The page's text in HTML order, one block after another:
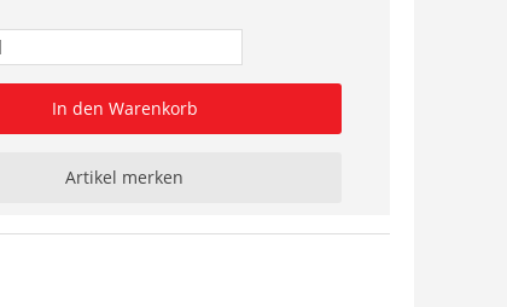
In den Warenkorb
Artikel merken